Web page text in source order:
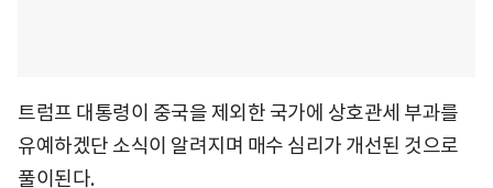
트럼프 대통령이 중국을 제외한 국가에 상호관세 부과를
유예하겠단 소식이 알려지며 매수 심리가 개선된 것으로
풀이된다.